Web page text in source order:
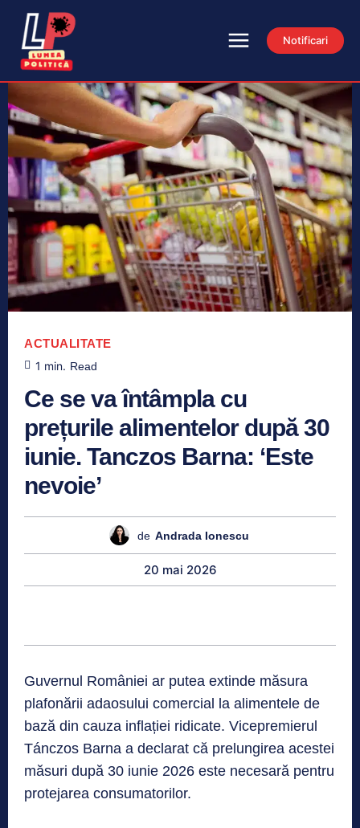
Notificari
ACTUALITATE
1 min. Read
Ce se va întâmpla cu
prețurile alimentelor după 30
iunie. Tanczos Barna: ‘Este
nevoie’
de Andrada Ionescu
20 mai 2026
Guvernul României ar putea extinde măsura
plafonării adaosului comercial la alimentele de
bază din cauza inflației ridicate. Vicepremierul
Tánczos Barna a declarat că prelungirea acestei
măsuri după 30 iunie 2026 este necesară pentru
protejarea consumatorilor.